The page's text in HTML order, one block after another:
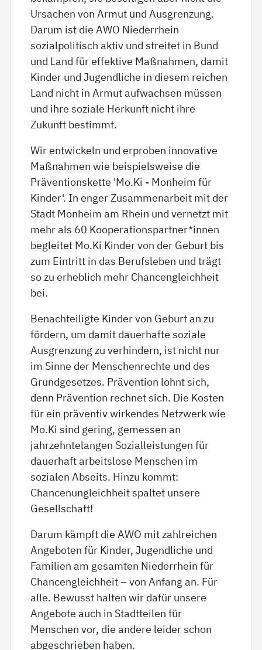
Ursachen von Armut und Ausgrenzung.
Darum ist die AWO Niederrhein
sozialpolitisch aktiv und streitet in Bund
und Land für effektive Maßnahmen, damit
Kinder und Jugendliche in diesem reichen
Land nicht in Armut aufwachsen müssen
und ihre soziale Herkunft nicht ihre
Zukunft bestimmt.
Wir entwickeln und erproben innovative
Maßnahmen wie beispielsweise die
Präventionskette 'Mo.Ki - Monheim für
Kinder'. In enger Zusammenarbeit mit der
Stadt Monheim am Rhein und vernetzt mit
mehr als 60 Kooperationspartner*innen
begleitet Mo.Ki Kinder von der Geburt bis
zum Eintritt in das Berufsleben und trägt
so zu erheblich mehr Chancengleichheit
bei.
Benachteiligte Kinder von Geburt an zu
fördern, um damit dauerhafte soziale
Ausgrenzung zu verhindern, ist nicht nur
im Sinne der Menschenrechte und des
Grundgesetzes. Prävention lohnt sich,
denn Prävention rechnet sich. Die Kosten
für ein präventiv wirkendes Netzwerk wie
Mo.Ki sind gering, gemessen an
jahrzehntelangen Sozialleistungen für
dauerhaft arbeitslose Menschen im
sozialen Abseits. Hinzu kommt:
Chancenungleichheit spaltet unsere
Gesellschaft!
Darum kämpft die AWO mit zahlreichen
Angeboten für Kinder, Jugendliche und
Familien am gesamten Niederrhein für
Chancengleichheit – von Anfang an. Für
alle. Bewusst halten wir dafür unsere
Angebote auch in Stadtteilen für
Menschen vor, die andere leider schon
abgeschrieben haben.